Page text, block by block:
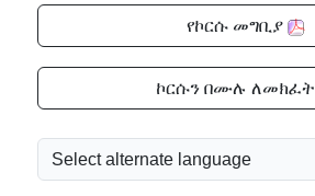
የኮርሱ መግቢያ
ኮርሱን በሙሉ ለመክፈት